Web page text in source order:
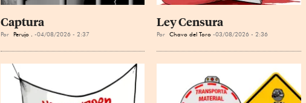
Captura
Por Perujo . 04/08/2026 - 2:37
Ley Censura
Por Chavo del Toro 03/08/2026 - 2:36